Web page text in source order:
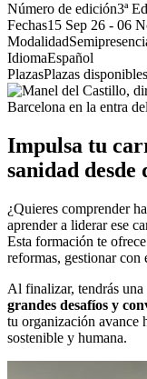
Número de edición3ª
Fechas15 Sep 26 - 06
Modalidad
IdiomaEspañol
PlazasPlazas disponibles
Impulsa tu
sanidad desde
¿Quieres comprender
aprender a liderar ese
Esta formación te
reformas, gestionar
Al finalizar, tendrás una
grandes desafíos y
tu organización avance
sostenible y humana.